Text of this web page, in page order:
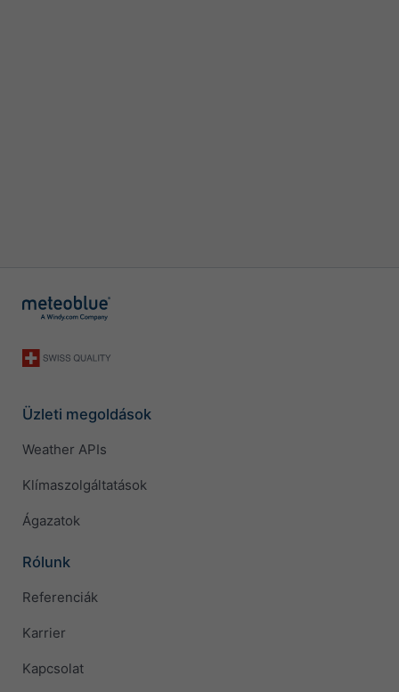
Üzleti megoldások
Weather APIs
Klímaszolgáltatások
Ágazatok
Rólunk
Referenciák
Karrier
Kapcsolat